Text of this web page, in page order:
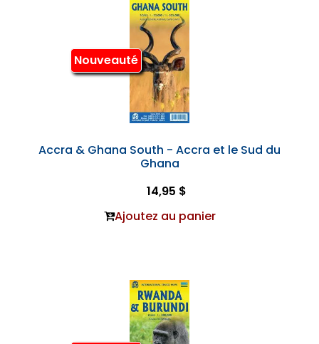
Nouveauté
Accra & Ghana South - Accra et le Sud du
Ghana
14,95 $
Ajoutez au panier